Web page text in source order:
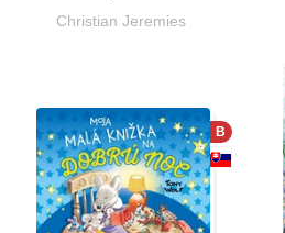
Christian Jeremies
B